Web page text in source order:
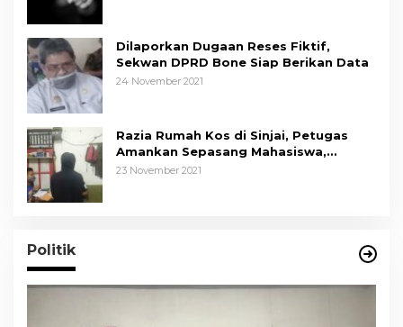
Dilaporkan Dugaan Reses Fiktif,
Sekwan DPRD Bone Siap Berikan Data
24 November 2021
Razia Rumah Kos di Sinjai, Petugas
Amankan Sepasang Mahasiswa,
Mengaku Berpacaran
23 November 2021
Politik